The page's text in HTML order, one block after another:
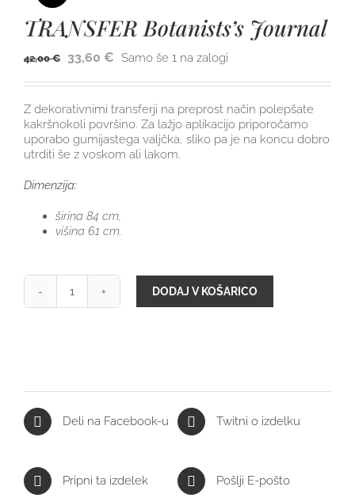
TRANSFER Botanists’s Journal
42,00€ 33,60 € Samo še 1 na zalogi
Z dekorativnimi transferji na preprost način polepšate
kakršnokoli površino. Za lažjo aplikacijo priporočamo
uporabo gumijastega valjčka, sliko pa je na koncu dobro
utrditi še z voskom ali lakom.
Dimenzija:
širina 84 cm,
višina 61 cm.
TRANSFER
Botanists's
DODAJ V KOŠARICO
Deli na Facebook-u Twitni o izdelku
Pripni ta izdelek Pošlji E-pošto